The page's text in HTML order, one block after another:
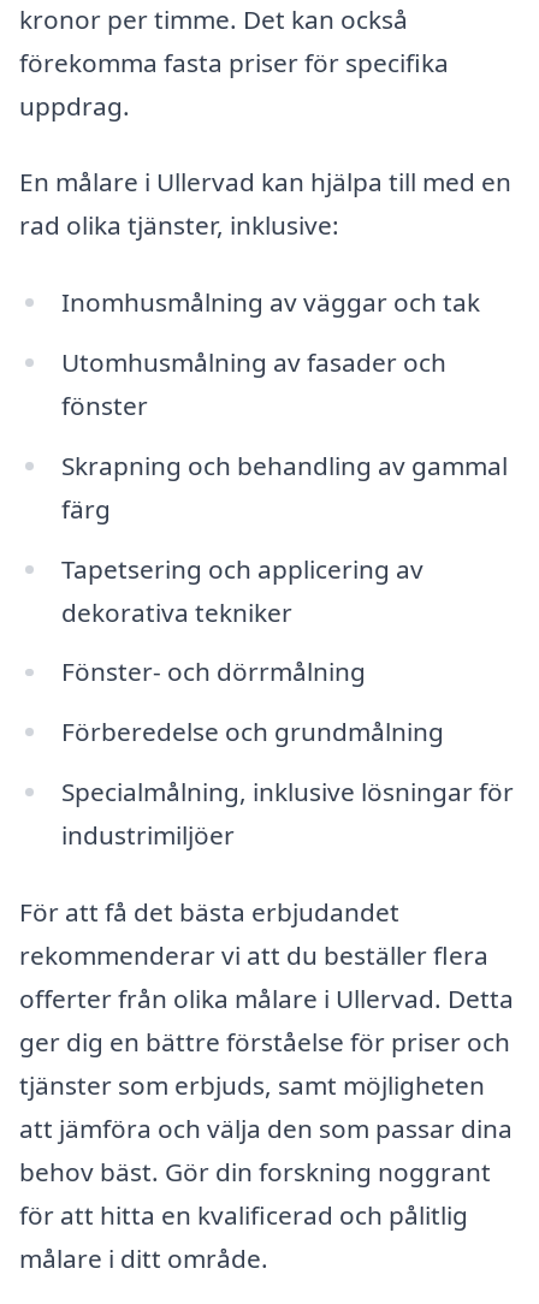
kronor per timme. Det kan också
förekomma fasta priser för specifika
uppdrag.
En målare i Ullervad kan hjälpa till med en
rad olika tjänster, inklusive:
Inomhusmålning av väggar och tak
Utomhusmålning av fasader och
fönster
Skrapning och behandling av gammal
färg
Tapetsering och applicering av
dekorativa tekniker
Fönster- och dörrmålning
Förberedelse och grundmålning
Specialmålning, inklusive lösningar för
industrimiljöer
För att få det bästa erbjudandet
rekommenderar vi att du beställer flera
offerter från olika målare i Ullervad. Detta
ger dig en bättre förståelse för priser och
tjänster som erbjuds, samt möjligheten
att jämföra och välja den som passar dina
behov bäst. Gör din forskning noggrant
för att hitta en kvalificerad och pålitlig
målare i ditt område.